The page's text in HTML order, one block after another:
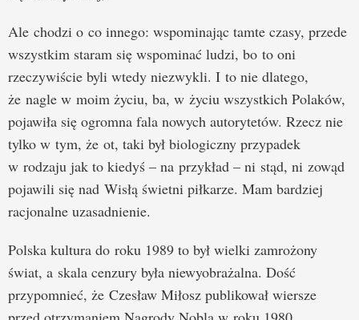
Ale chodzi o co innego: wspominając tamte czasy, przede
wszystkim staram się wspominać ludzi, bo to oni
rzeczywiście byli wtedy niezwykli. I to nie dlatego,
że nagle w moim życiu, ba, w życiu wszystkich Polaków,
pojawiła się ogromna fala nowych autorytetów. Rzecz nie
tylko w tym, że ot, taki był biologiczny przypadek
w rodzaju jak to kiedyś – na przykład – ni stąd, ni zowąd
pojawili się nad Wisłą świetni piłkarze. Mam bardziej
racjonalne uzasadnienie.
Polska kultura do roku 1989 to był wielki zamrożony
świat, a skala cenzury była niewyobrażalna. Dość
przypomnieć, że Czesław Miłosz publikował wiersze